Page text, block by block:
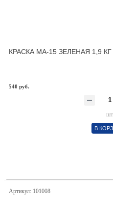
КРАСКА МА-15 ЗЕЛЕНАЯ 1,9 КГ
540 руб.
шт
В
Артикул: 101008